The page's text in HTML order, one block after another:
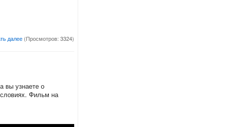
далее (Просмотров: 3324)
вы узнаете о
Фильм на